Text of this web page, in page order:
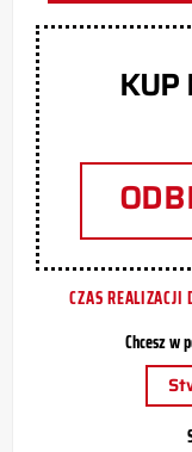
CZAS REALIZACJI
Chcesz w